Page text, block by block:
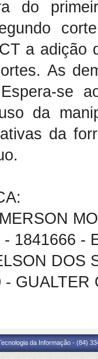
do
a adição
As
se
da
da
1841666 -
DOS
GUALTER
da Informação - (84)